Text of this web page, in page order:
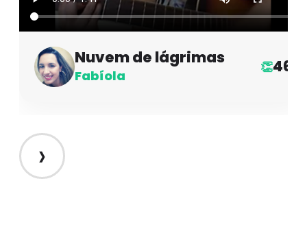
Nuvem de lágrimas
Fabíola
👏46
›